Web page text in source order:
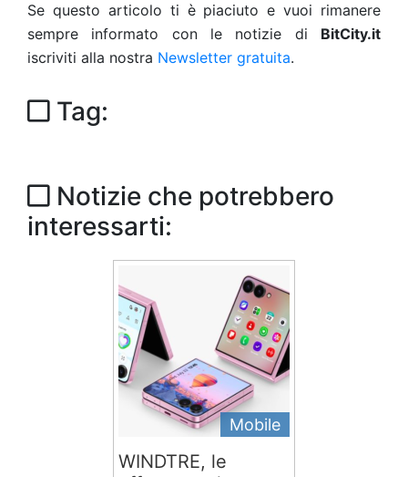
Se questo articolo ti è piaciuto e vuoi rimanere
sempre informato con le notizie di BitCity.it
iscriviti alla nostra Newsletter gratuita.
Tag:
Notizie che potrebbero
interessarti:
Mobile
WINDTRE, le